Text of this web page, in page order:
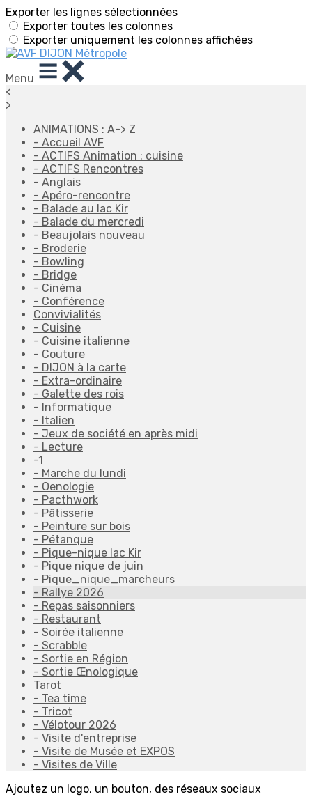
Exporter les lignes sélectionnées
Exporter toutes les colonnes
Exporter uniquement les colonnes affichées
Menu
<
>
ANIMATIONS : A-> Z
- Accueil AVF
- ACTIFS Animation : cuisine
- ACTIFS Rencontres
- Anglais
- Apéro-rencontre
- Balade au lac Kir
- Balade du mercredi
- Beaujolais nouveau
- Broderie
- Bowling
- Bridge
- Cinéma
- Conférence
Convivialités
- Cuisine
- Cuisine italienne
- Couture
- DIJON à la carte
- Extra-ordinaire
- Galette des rois
- Informatique
- Italien
- Jeux de société en après midi
- Lecture
-1
- Marche du lundi
- Oenologie
- Pacthwork
- Pâtisserie
- Peinture sur bois
- Pétanque
- Pique-nique lac Kir
- Pique nique de juin
- Pique_nique_marcheurs
- Rallye 2026
- Repas saisonniers
- Restaurant
- Soirée italienne
- Scrabble
- Sortie en Région
- Sortie Œnologique
Tarot
- Tea time
- Tricot
- Vélotour 2026
- Visite d'entreprise
- Visite de Musée et EXPOS
- Visites de Ville
Ajoutez un logo, un bouton, des réseaux sociaux